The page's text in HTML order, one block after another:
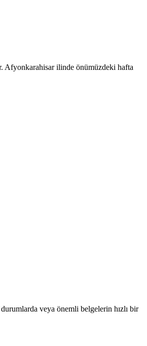
Afyonkarahisar ilinde önümüzdeki hafta
veya önemli belgelerin hızlı bir